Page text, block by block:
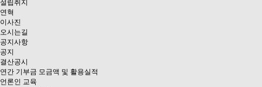
설립취지
연혁
이사진
오시는길
공지사항
공지
결산공시
연간 기부금 모금액 및 활용실적
언론인 교육